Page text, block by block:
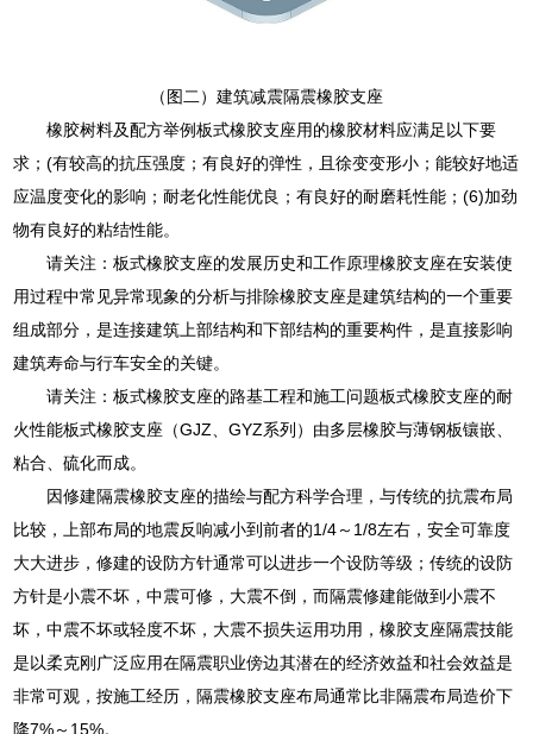
（图二）建筑减震隔震橡胶支座
橡胶树料及配方举例板式橡胶支座用的橡胶材料应满足以下要
求；(有较高的抗压强度；有良好的弹性，且徐变变形小；能较好地适
应温度变化的影响；耐老化性能优良；有良好的耐磨耗性能；(6)加劲
物有良好的粘结性能。
请关注：板式橡胶支座的发展历史和工作原理橡胶支座在安装使
用过程中常见异常现象的分析与排除橡胶支座是建筑结构的一个重要
组成部分，是连接建筑上部结构和下部结构的重要构件，是直接影响
建筑寿命与行车安全的关键。
请关注：板式橡胶支座的路基工程和施工问题板式橡胶支座的耐
火性能板式橡胶支座（GJZ、GYZ系列）由多层橡胶与薄钢板镶嵌、
粘合、硫化而成。
因修建隔震橡胶支座的描绘与配方科学合理，与传统的抗震布局
比较，上部布局的地震反响减小到前者的1/4～1/8左右，安全可靠度
大大进步，修建的设防方针通常可以进步一个设防等级；传统的设防
方针是小震不坏，中震可修，大震不倒，而隔震修建能做到小震不
坏，中震不坏或轻度不坏，大震不损失运用功用，橡胶支座隔震技能
是以柔克刚广泛应用在隔震职业傍边其潜在的经济效益和社会效益是
非常可观，按施工经历，隔震橡胶支座布局通常比非隔震布局造价下
降7%～15%。